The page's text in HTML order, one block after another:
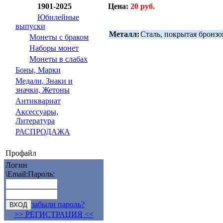
1901-2025
Юбилейные
выпуски
Монеты с браком
Наборы монет
Монеты в слабах
Боны, Марки
Медали, Знаки и
значки, Жетоны
Антиквариат
Аксессуары,
Литература
РАСПРОДАЖА
Профайл
Логин
\Email:Пароль:
забыли пароль?
>> РЕГИСТРАЦИЯ <<
Цена: 20 руб.
Металл:Сталь, покрытая